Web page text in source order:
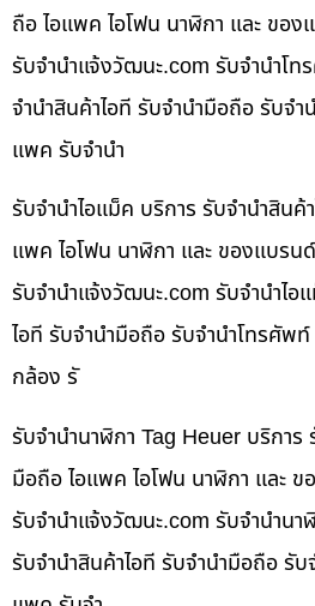
ถือ ไอแพค ไอโฟน นาฬิกา และ ของ
รับจํานําแจ้งวัฒนะ.com รับจำนำโ
จำนำสินค้าไอที รับจำนำมือถือ รับจำ
แพค รับจำนำ
รับจำนำไอแม็ค บริการ รับจำนำสินค้
แพค ไอโฟน นาฬิกา และ ของแบรน
รับจํานําแจ้งวัฒนะ.com รับจำนำไอ
ไอที รับจำนำมือถือ รับจำนำโทรศัพ
กล้อง รั
รับจำนำนาฬิกา Tag Heuer บริการ
มือถือ ไอแพค ไอโฟน นาฬิกา และ
รับจํานําแจ้งวัฒนะ.com รับจำนำนา
รับจำนำสินค้าไอที รับจำนำมือถือ รับ